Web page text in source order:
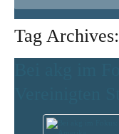
Tag Archives: